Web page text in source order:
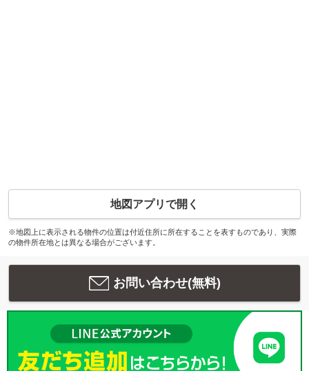
地図アプリで開く
※地図上に表示される物件の位置は付近住所に所在することを表すものであり、実際
の物件所在地とは異なる場合がございます。
お問い合わせ(無料)